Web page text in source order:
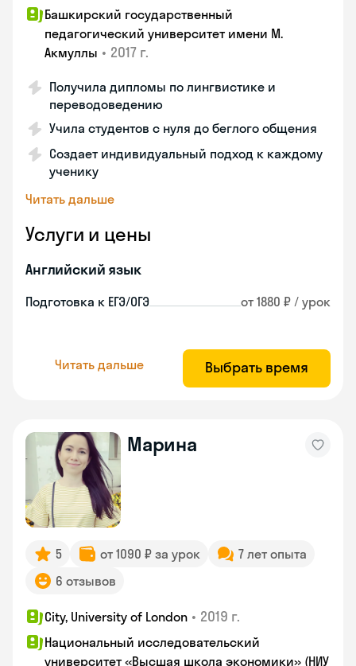
Башкирский государственный
педагогический университет имени М.
Акмуллы • 2017 г.
Получила дипломы по лингвистике и
переводоведению
Учила студентов с нуля до беглого общения
Создает индивидуальный подход к каждому
ученику
Читать дальше
Услуги и цены
Английский язык
Подготовка к ЕГЭ/ОГЭ от 1880 ₽ / урок
Читать дальше Выбрать время
Марина
5 от 1090 ₽ за урок
7 лет опыта
6 отзывов
City, University of London • 2019 г.
Национальный исследовательский
университет «Высшая школа экономики» (НИУ